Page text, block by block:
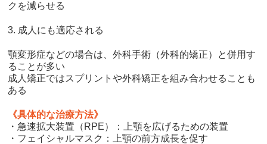
クを減らせる
3. 成人にも適応される
顎変形症などの場合は、外科手術（外科的矯正）と併用す
ることが多い
成人矯正ではスプリントや外科矯正を組み合わせることも
ある
《具体的な治療方法》
・急速拡大装置（RPE）：上顎を広げるための装置
・フェイシャルマスク：上顎の前方成長を促す